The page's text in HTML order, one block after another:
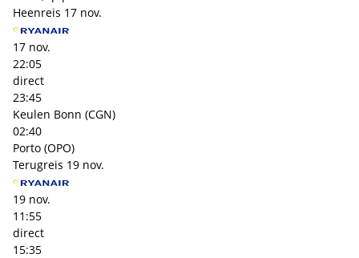
Heenreis 17 nov.
17 nov.
22:05
direct
23:45
Keulen Bonn (CGN)
02:40
Porto (OPO)
Terugreis 19 nov.
19 nov.
11:55
direct
15:35